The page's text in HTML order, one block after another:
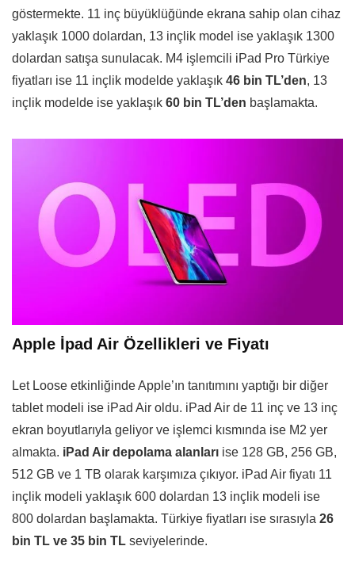
göstermekte. 11 inç büyüklüğünde ekrana sahip olan cihaz
yaklaşık 1000 dolardan, 13 inçlik model ise yaklaşık 1300
dolardan satışa sunulacak. M4 işlemcili iPad Pro Türkiye
fiyatları ise 11 inçlik modelde yaklaşık 46 bin TL’den, 13
inçlik modelde ise yaklaşık 60 bin TL’den başlamakta.
Apple İpad Air Özellikleri ve Fiyatı
Let Loose etkinliğinde Apple’ın tanıtımını yaptığı bir diğer
tablet modeli ise iPad Air oldu. iPad Air de 11 inç ve 13 inç
ekran boyutlarıyla geliyor ve işlemci kısmında ise M2 yer
almakta. iPad Air depolama alanları ise 128 GB, 256 GB,
512 GB ve 1 TB olarak karşımıza çıkıyor. iPad Air fiyatı 11
inçlik modeli yaklaşık 600 dolardan 13 inçlik modeli ise
800 dolardan başlamakta. Türkiye fiyatları ise sırasıyla 26
bin TL ve 35 bin TL seviyelerinde.